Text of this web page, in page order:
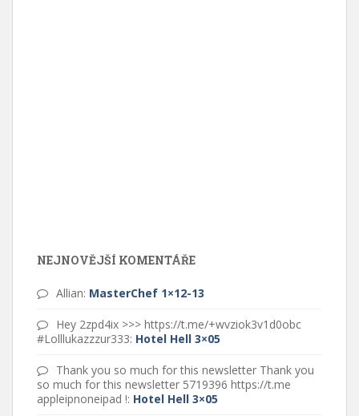
NEJNOVĚJŠÍ KOMENTÁŘE
Allian: MasterChef 1×12-13
Hey 2zpd4ix >>> https://t.me/+wvziok3v1d0obc
#Lolllukazzzur333: Hotel Hell 3×05
Thank you so much for this newsletter Thank you
so much for this newsletter 5719396 https://t.me
appleipnoneipad !: Hotel Hell 3×05